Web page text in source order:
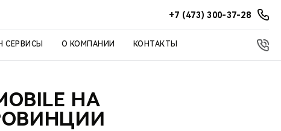
+7 (473) 300-37-28
СЕРВИСЫ О КОМПАНИИ КОНТАКТЫ
НА